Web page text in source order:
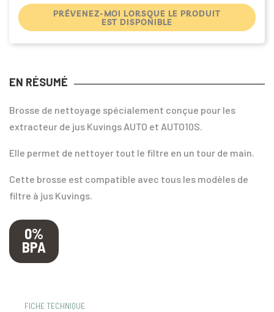
PRÉVENEZ-MOI LORSQUE LE PRODUIT
EST DISPONIBLE
EN RÉSUMÉ
Brosse de nettoyage spécialement conçue pour les
extracteur de jus Kuvings AUTO et AUTO10S.
Elle permet de nettoyer tout le filtre en un tour de main.
Cette brosse est compatible avec tous les modèles de
filtre à jus Kuvings.
0%
BPA
FICHE TECHNIQUE